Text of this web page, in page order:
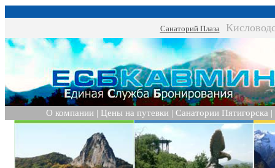
Санаторий Плаза
О компании | Цены на путевки | Санатории Пятигорска |